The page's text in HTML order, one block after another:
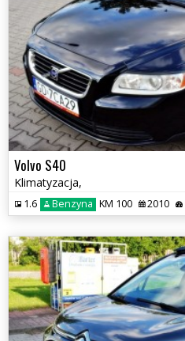
Volvo S40
Klimatyzacja,
1.6 Benzyna KM 100 2010